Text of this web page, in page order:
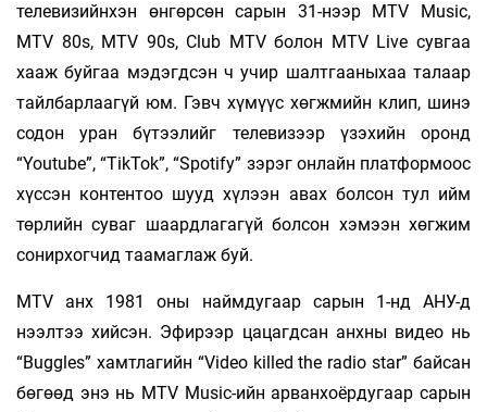
телевизийнхэн өнгөрсөн сарын 31-нээр MTV Music,
MTV 80s, MTV 90s, Club MTV болон MTV Live сувгаа
хааж буйгаа мэдэгдсэн ч учир шалтгааныхаа талаар
тайлбарлаагүй юм. Гэвч хүмүүс хөгжмийн клип, шинэ
содон уран бүтээлийг телевизээр үзэхийн оронд
“Youtube”, “TikTok”, “Spotify” зэрэг онлайн платформоос
хүссэн контентоо шууд хүлээн авах болсон тул ийм
төрлийн суваг шаардлагагүй болсон хэмээн хөгжим
сонирхогчид таамаглаж буй.
MTV анх 1981 оны наймдугаар сарын 1-нд АНУ-д
нээлтээ хийсэн. Эфирээр цацагдсан анхны видео нь
“Buggles” хамтлагийн “Video killed the radio star” байсан
бөгөөд энэ нь MTV Music-ийн арванхоёрдугаар сарын